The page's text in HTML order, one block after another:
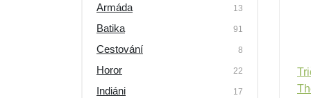
Armáda 13
Batika 91
Cestování 8
Horor 22
Indiáni 17